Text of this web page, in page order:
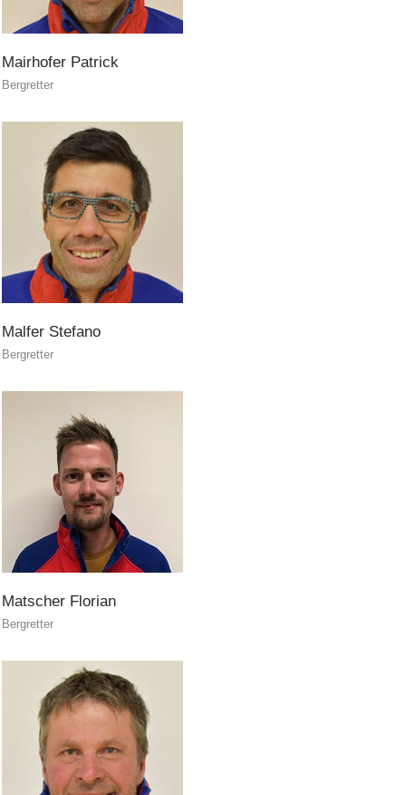
INTERREG
Mairhofer Patrick
Bergretter
Malfer Stefano
Bergretter
Matscher Florian
Bergretter